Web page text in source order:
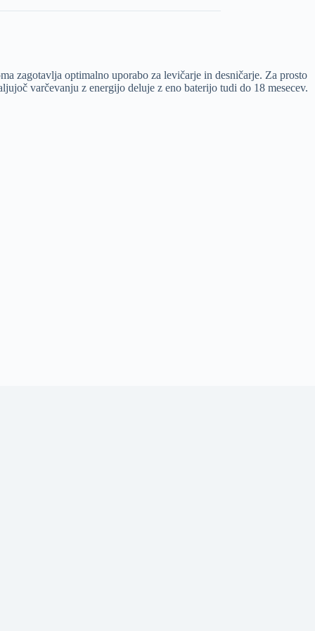
zagotavlja optimalno uporabo za levičarje in desničarje. Za prosto
varčevanju z energijo deluje z eno baterijo tudi do 18 mesecev.